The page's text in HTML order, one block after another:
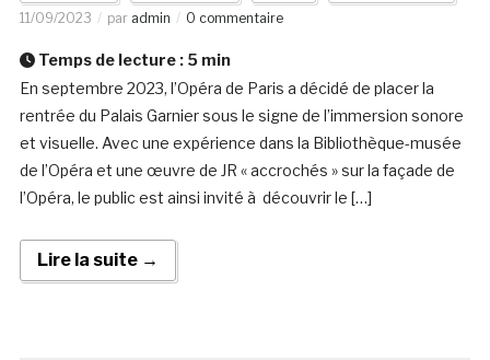
11/09/2023 par admin 0 commentaire
Temps de lecture : 5 min
En septembre 2023, l’Opéra de Paris a décidé de placer la
rentrée du Palais Garnier sous le signe de l’immersion sonore
et visuelle. Avec une expérience dans la Bibliothèque-musée
de l’Opéra et une œuvre de JR « accrochés » sur la façade de
l’Opéra, le public est ainsi invité à découvrir le […]
Lire la suite →